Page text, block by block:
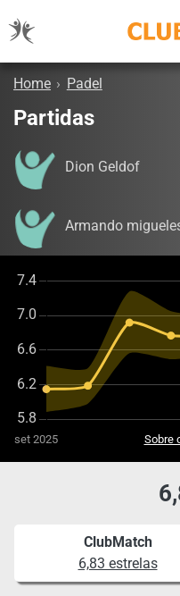
Home › Padel
Partidas
Dion Geldof
Armando
set 2025 Sobre
ClubMatch
6,83 estrelas